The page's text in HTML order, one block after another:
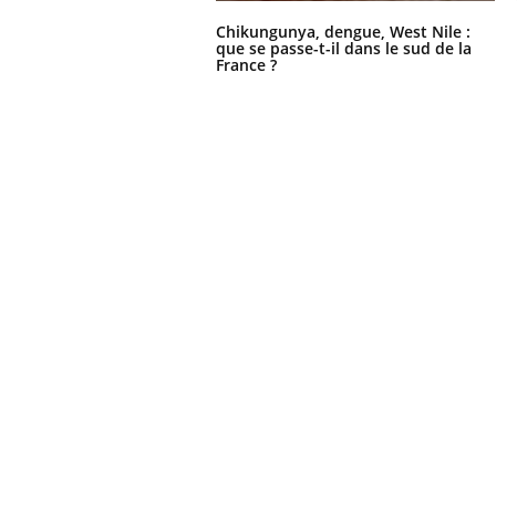
Chikungunya, dengue, West Nile :
que se passe-t-il dans le sud de la
France ?